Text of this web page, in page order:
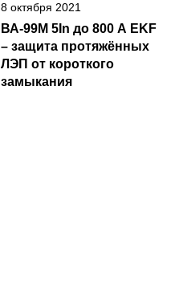
8 октября 2021
ВА-99М 5In до 800 А EKF
– защита протяжённых
ЛЭП от короткого
замыкания